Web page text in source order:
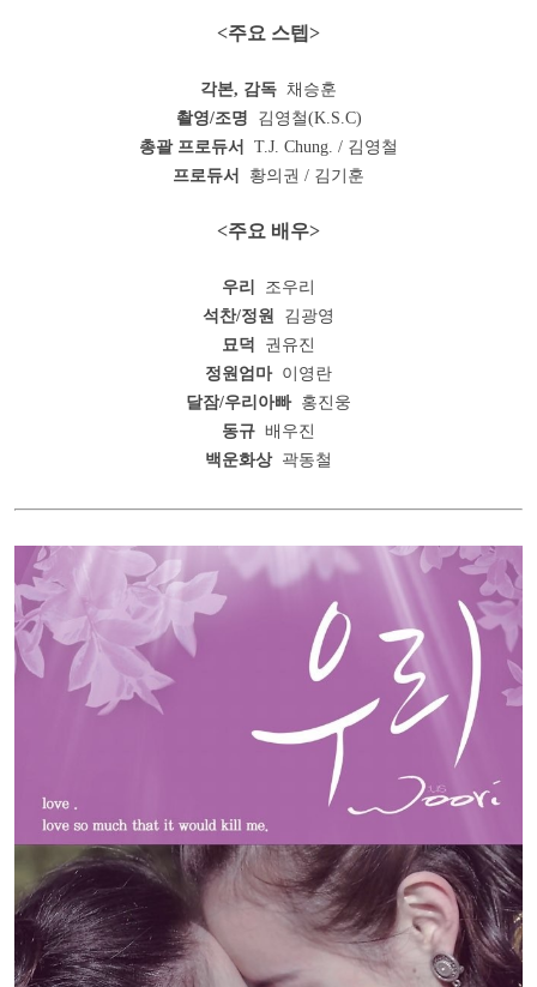
<주요 스텝>
각본, 감독 채승훈
촬영/조명 김영철(K.S.C)
총괄 프로듀서
T.J. Chung. / 김영철
프로듀서
황의권 / 김기훈
<주요 배우>
우리
조우리
석찬/정원
김광영
묘덕
권유진
정원엄마이영란
달잠/우리아빠 홍진웅
동규 배우진
백운화상 곽동철